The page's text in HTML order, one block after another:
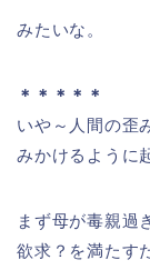
みたいな。
＊＊＊＊＊
いや～人間の歪
みかけるように
まず母が毒親過
欲求？を満たす